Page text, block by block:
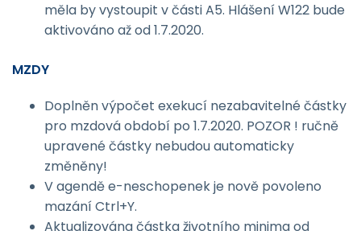
měla by vystoupit v části A5. Hlášení W122 bude
aktivováno až od 1.7.2020.
MZDY
Doplněn výpočet exekucí nezabavitelné částky
pro mzdová období po 1.7.2020. POZOR ! ručně
upravené částky nebudou automaticky
změněny!
V agendě e-neschopenek je nově povoleno
mazání Ctrl+Y.
Aktualizována částka životního minima od